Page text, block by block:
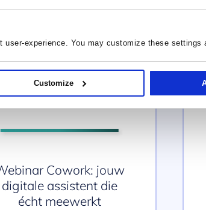
experience. You may customize these settings
Customize
WEBINAR VIDEO’S
Cowork: jouw
digitale assistent die
écht meewerkt